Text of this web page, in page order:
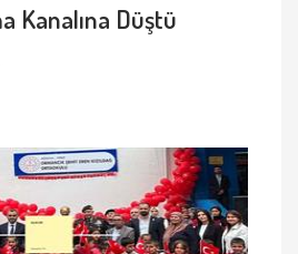
Kanalına Düştü